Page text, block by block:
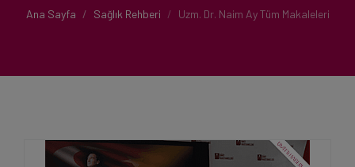
Ana Sayfa Sağlık Rehberi Uzm. Dr. Naim Ay Tüm Makaleleri